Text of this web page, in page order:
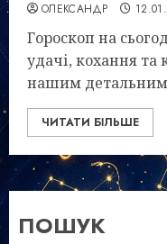
ОЛЕКСАНДР
Гороскоп на
удачі, кохання та
нашим
ЧИТАТИ БІЛЬШЕ
ПОШУК